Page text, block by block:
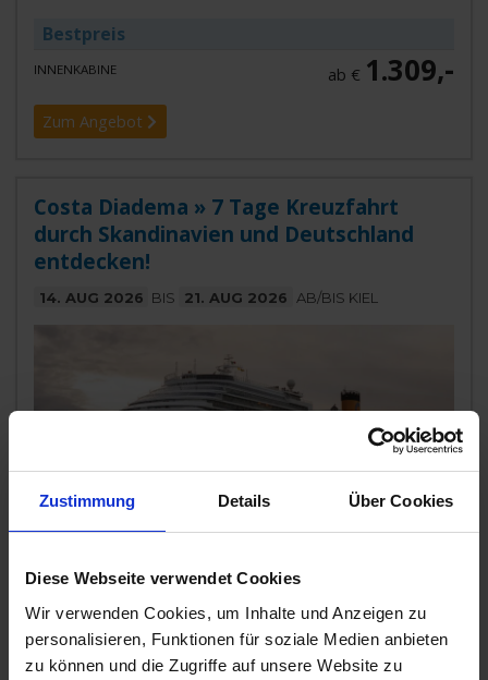
Zustimmung Details Über Cookies
Diese Webseite verwendet Cookies
Wir verwenden Cookies, um Inhalte und Anzeigen zu
personalisieren, Funktionen für soziale Medien anbieten
zu können und die Zugriffe auf unsere Website zu
Bestpreis
INNENKABINE ab € 1.309,-
Zum Angebot
Costa Diadema » 7 Tage Kreuzfahrt
durch Skandinavien und Deutschland
entdecken!
14. AUG 2026 BIS 21. AUG 2026 AB/BIS KIEL
Mit italienischem Flair bringt die Costa Diadema seit 2014
erleben Sie La Dol...mehr
Dänemark, Deutschland, Norwegen